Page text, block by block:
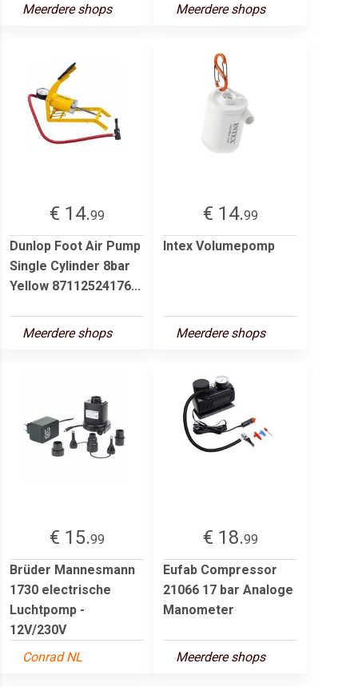
Meerdere shops Meerdere shops
€ 14.99
Dunlop Foot Air Pump
Single Cylinder 8bar
Yellow 87112524176...
Meerdere shops
€ 14.99
Intex Volumepomp
Meerdere shops
€ 15.99
Brüder Mannesmann
1730 electrische
Luchtpomp -
12V/230V
Conrad NL
€ 18.99
Eufab Compressor
21066 17 bar Analoge
Manometer
Meerdere shops